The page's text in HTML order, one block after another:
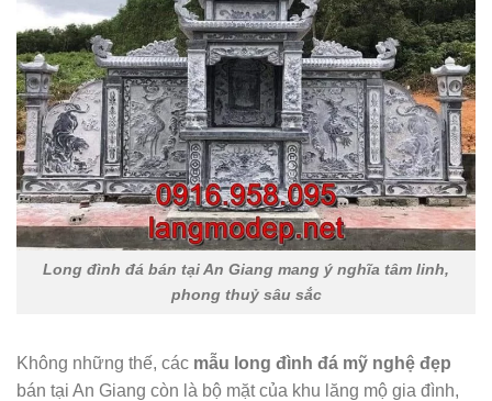
Long đình đá bán tại An Giang mang ý nghĩa tâm linh,
phong thuỷ sâu sắc
Không những thế, các mẫu long đình đá mỹ nghệ đẹp
bán tại An Giang còn là bộ mặt của khu lăng mộ gia đình,